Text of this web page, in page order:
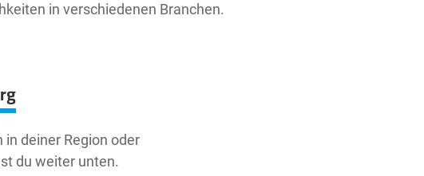
in verschiedenen Branchen.
deiner Region oder
du weiter unten.